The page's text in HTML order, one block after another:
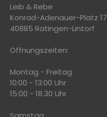
Leib & Rebe
Konrad-Adenauer-Platz 17
40885 Ratingen-Lintorf
Öffnungszeiten:
Montag - Freitag
10:00 - 13:00 Uhr
15:00 - 18.30 Uhr